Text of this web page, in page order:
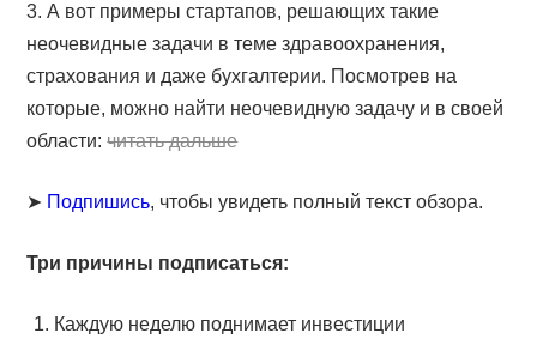
3. А вот примеры стартапов, решающих такие
неочевидные задачи в теме здравоохранения,
страхования и даже бухгалтерии. Посмотрев на
которые, можно найти неочевидную задачу и в своей
области:читать дальше
➤ Подпишись, чтобы увидеть полный текст обзора.
Три причины подписаться:
Каждую неделю поднимает инвестиции